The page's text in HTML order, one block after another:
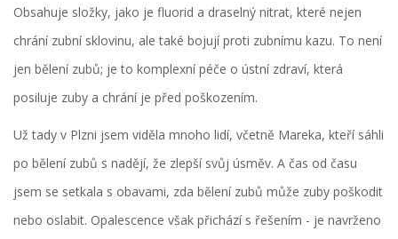
Obsahuje složky, jako je fluorid a draselný nitrat, které nejen
chrání zubní sklovinu, ale také bojují proti zubnímu kazu. To není
jen bělení zubů; je to komplexní péče o ústní zdraví, která
posiluje zuby a chrání je před poškozením.
Už tady v Plzni jsem viděla mnoho lidí, včetně Mareka, kteří sáhli
po bělení zubů s nadějí, že zlepší svůj úsměv. A čas od času
jsem se setkala s obavami, zda bělení zubů může zuby poškodit
nebo oslabit. Opalescence však přichází s řešením - je navrženo